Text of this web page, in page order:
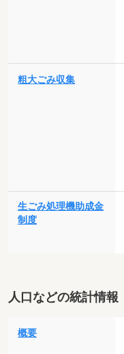
粗大ごみ収集
生ごみ処理機助成金
制度
人口などの統計情報
概要